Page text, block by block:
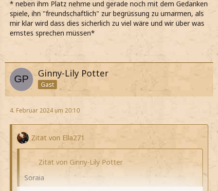
* neben ihm Platz nehme und gerade noch mit dem Gedanken
spiele, ihn "freundschaftlich" zur begrüssung zu umarmen, als
mir klar wird dass dies sicherlich zu viel wäre und wir über was
ernstes sprechen müssen*
Ginny-Lily Potter
Gast
4. Februar 2024 um 20:10
Zitat von Ella271
Zitat von Ginny-Lily Potter
Soraia